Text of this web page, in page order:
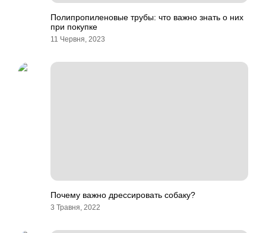
Полипропиленовые трубы: что важно знать о них
при покупке
11 Червня, 2023
Почему важно дрессировать собаку?
3 Травня, 2022